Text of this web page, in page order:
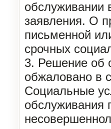
обслуживании
заявления. О
письменной
срочных
3. Решение об
обжаловано в
Социальные
обслуживания